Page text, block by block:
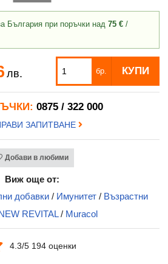
България при поръчки над 75 € /
лв. бр. КУПИ
0875 / 322 000
ЗАПИТВАНЕ
Добави в любими
Виж още от:
добавки / Имунитет / Възрастни
REVITAL/ Muracol
4.3/5 194 оценки